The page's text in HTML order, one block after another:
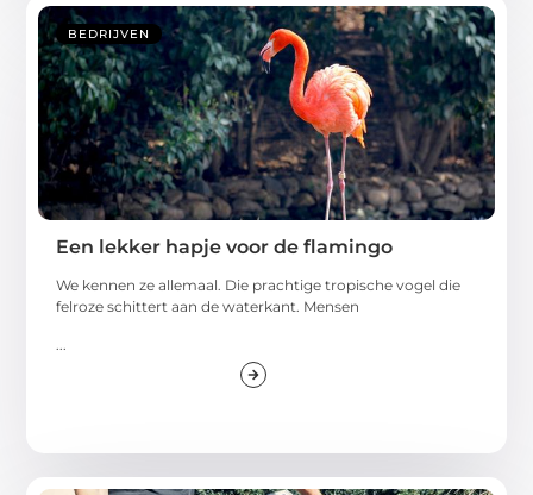
BEDRIJVEN
Een lekker hapje voor de flamingo
We kennen ze allemaal. Die prachtige tropische vogel die
felroze schittert aan de waterkant. Mensen